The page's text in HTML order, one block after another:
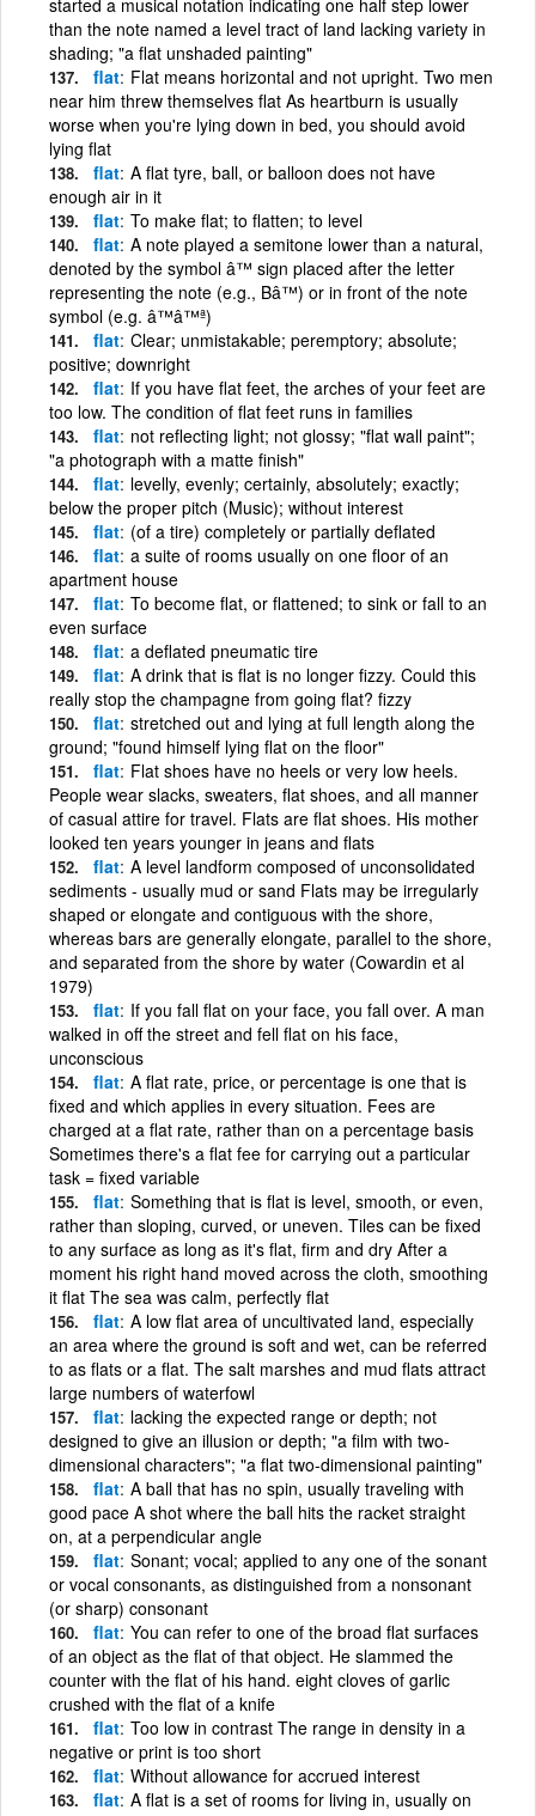
than the note named a level tract of land lacking variety in
shading; "a flat unshaded painting"
flat Flat means horizontal and not upright. Two men
near him threw themselves flat As heartburn is usually
worse when you're lying down in bed, you should avoid
lying flat
flat A flat tyre, ball, or balloon does not have
enough air in it
flat To make flat; to flatten; to level
flat A note played a semitone lower than a natural,
denoted by the symbol â™­ sign placed after the letter
representing the note (e.g., Bâ™­) or in front of the note
symbol (e.g. â™­â™ª)
flat Clear; unmistakable; peremptory; absolute;
positive; downright
flat If you have flat feet, the arches of your feet are
too low. The condition of flat feet runs in families
flat not reflecting light; not glossy; "flat wall paint";
"a photograph with a matte finish"
flat levelly, evenly; certainly, absolutely; exactly;
below the proper pitch (Music); without interest
flat (of a tire) completely or partially deflated
flat a suite of rooms usually on one floor of an
apartment house
flat To become flat, or flattened; to sink or fall to an
even surface
flat a deflated pneumatic tire
flat A drink that is flat is no longer fizzy. Could this
really stop the champagne from going flat? fizzy
flat stretched out and lying at full length along the
ground; "found himself lying flat on the floor"
flat Flat shoes have no heels or very low heels.
People wear slacks, sweaters, flat shoes, and all manner
of casual attire for travel. Flats are flat shoes. His mother
looked ten years younger in jeans and flats
flat A level landform composed of unconsolidated
sediments - usually mud or sand Flats may be irregularly
shaped or elongate and contiguous with the shore,
whereas bars are generally elongate, parallel to the shore,
and separated from the shore by water (Cowardin et al
1979)
flat If you fall flat on your face, you fall over. A man
walked in off the street and fell flat on his face,
unconscious
flat A flat rate, price, or percentage is one that is
fixed and which applies in every situation. Fees are
charged at a flat rate, rather than on a percentage basis
Sometimes there's a flat fee for carrying out a particular
task = fixed variable
flat Something that is flat is level, smooth, or even,
rather than sloping, curved, or uneven. Tiles can be fixed
to any surface as long as it's flat, firm and dry After a
moment his right hand moved across the cloth, smoothing
it flat The sea was calm, perfectly flat
flat A low flat area of uncultivated land, especially
an area where the ground is soft and wet, can be referred
to as flats or a flat. The salt marshes and mud flats attract
large numbers of waterfowl
flat lacking the expected range or depth; not
designed to give an illusion or depth; "a film with two-
dimensional characters"; "a flat two-dimensional painting"
flat A ball that has no spin, usually traveling with
good pace A shot where the ball hits the racket straight
on, at a perpendicular angle
flat Sonant; vocal; applied to any one of the sonant
or vocal consonants, as distinguished from a nonsonant
(or sharp) consonant
flat You can refer to one of the broad flat surfaces
of an object as the flat of that object. He slammed the
counter with the flat of his hand. eight cloves of garlic
crushed with the flat of a knife
flat Too low in contrast The range in density in a
negative or print is too short
flat Without allowance for accrued interest
flat A flat is a set of rooms for living in, usually on